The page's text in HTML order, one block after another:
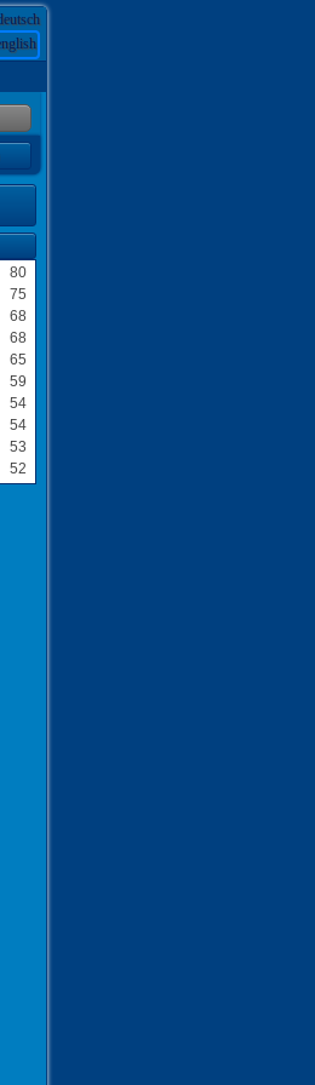
80
75
68
68
65
59
54
54
53
52